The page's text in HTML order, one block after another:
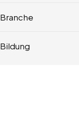
Branche
Bildung